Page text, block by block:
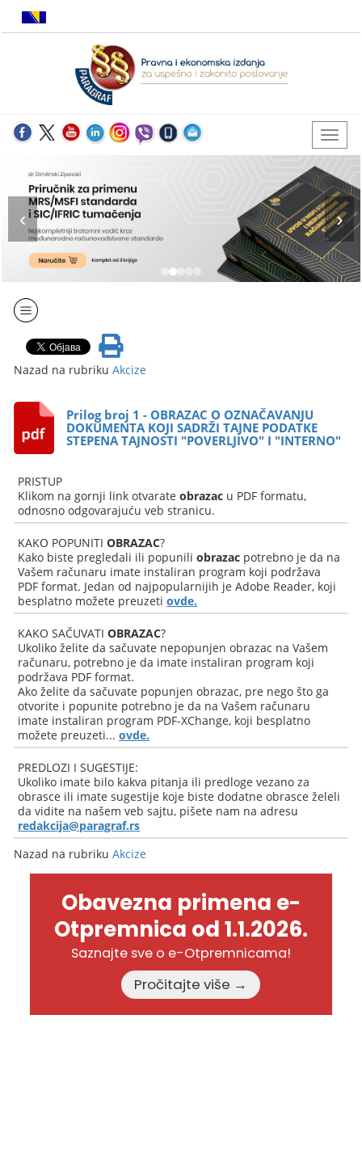
Nazad na rubrikuAkcize
Prilog broj 1 - OBRAZAC O OZNAČAVANJU
DOKUMENTA KOJI SADRŽI TAJNE PODATKE
STEPENA TAJNOSTI "POVERLJIVO" I "INTERNO"
PRISTUP
Klikom na gornji link otvarateobrazac u PDF formatu,
odnosno odgovarajuću veb stranicu.
KAKO POPUNITIOBRAZAC?
Kako biste pregledali ili popuniliobrazac potrebno je da na
Vašem računaru imate instaliran program koji podržava
PDF format. Jedan od najpopularnijih je Adobe Reader, koji
besplatno možete preuzetiovde.
KAKO SAČUVATIOBRAZAC?
Ukoliko želite da sačuvate nepopunjen obrazac na Vašem
računaru, potrebno je da imate instaliran program koji
podržava PDF format.
Ako želite da sačuvate popunjen obrazac, pre nego što ga
otvorite i popunite potrebno je da na Vašem računaru
imate instaliran program PDF-XChange, koji besplatno
možete preuzeti...ovde.
PREDLOZI I SUGESTIJE:
Ukoliko imate bilo kakva pitanja ili predloge vezano za
obrasce ili imate sugestije koje biste dodatne obrasce želeli
da vidite na našem veb sajtu, pišete nam na adresu
redakcija@paragraf.rs
Nazad na rubrikuAkcize
Obavezna primena e-
Otpremnica od 1.1.2026.
Saznajte sve o e-Otpremnicama!
Pročitajte više →